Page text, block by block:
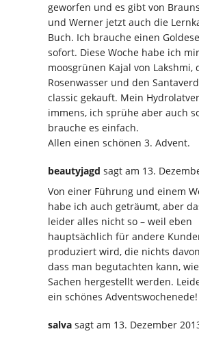
geworfen und es gibt von
und Werner jetzt auch die
Buch. Ich brauche einen
sofort. Diese Woche habe ich
moosgrünen Kajal von Lakshmi,
Rosenwasser und den
classic gekauft. Mein
immens, ich sprühe aber auch
brauche es einfach.
Allen einen schönen 3. Advent.
beautyjagd sagt am 13.
Von einer Führung und einem
habe ich auch geträumt, aber
leider alles nicht so – weil eben
hauptsächlich für andere
produziert wird, die nichts
dass man begutachten kann,
Sachen hergestellt werden.
ein schönes Adventswochenede!
salva sagt am 13. Dezember